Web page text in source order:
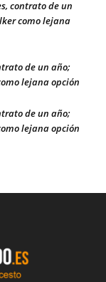
contrato de un
como lejana
de un año;
lejana opción
de un año;
lejana opción